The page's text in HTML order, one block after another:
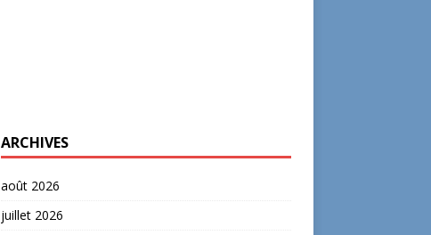
ARCHIVES
août 2026
juillet 2026